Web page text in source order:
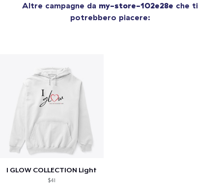
Altre campagne da my-store-102e28e che ti
potrebbero piacere:
I GLOW COLLECTION Light
$41